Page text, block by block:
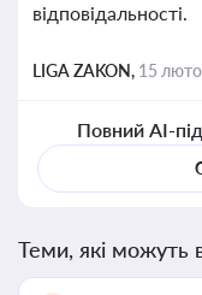
відповідальності.
LIGA ZAKON, 15
Повний AI-
Теми, які можуть